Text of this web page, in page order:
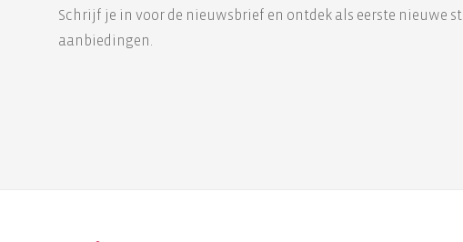
Schrijf je in voor de nieuwsbrief en ontdek als eerste nieuwe
aanbiedingen.